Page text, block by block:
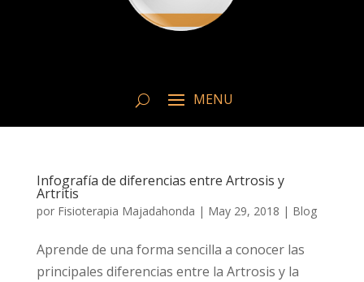
Infografía de diferencias entre Artrosis y
Artritis
por Fisioterapia Majadahonda | May 29, 2018 | Blog
Aprende de una forma sencilla a conocer las
principales diferencias entre la Artrosis y la